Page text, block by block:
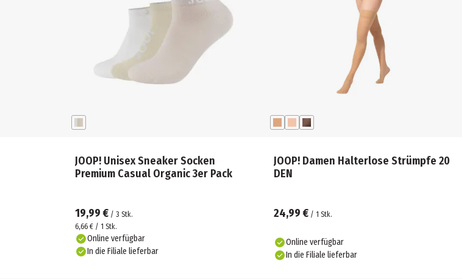
JOOP! Unisex Sneaker Socken
Premium Casual Organic 3er Pack
19,99 €/ 3 Stk.
6,66 € / 1 Stk.
Online verfügbar
In die Filiale lieferbar
JOOP! Damen Halterlose Strümpfe 20
DEN
24,99 € / 1 Stk.
Online verfügbar
In die Filiale lieferbar